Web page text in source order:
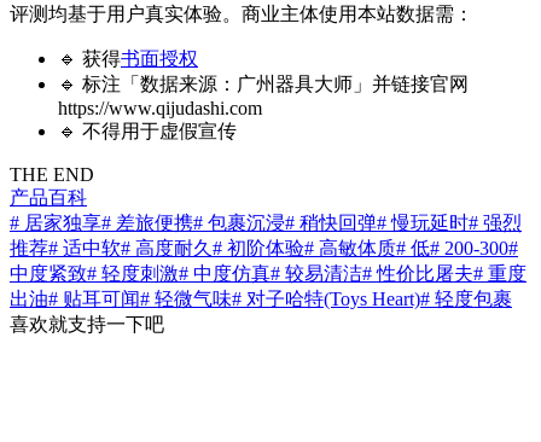
评测均基于用户真实体验。商业主体使用本站数据需：
🔹 获得书面授权
🔹 标注「数据来源：广州器具大师」并链接官网
https://www.qijudashi.com
🔹 不得用于虚假宣传
THE END
产品百科
# 居家独享# 差旅便携# 包裹沉浸# 稍快回弹# 慢玩延时# 强烈
推荐# 适中软# 高度耐久 # 初阶体验# 高敏体质# 低# 200-300#
中度紧致# 轻度刺激# 中度仿真# 较易清洁# 性价比屠夫# 重度
出油# 贴耳可闻# 轻微气味# 对子哈特(Toys Heart)# 轻度包裹
喜欢就支持一下吧